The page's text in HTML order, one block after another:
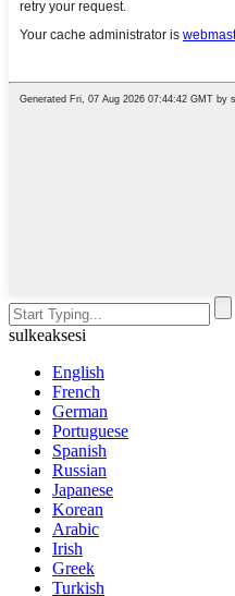
sulkeaksesi
English
French
German
Portuguese
Spanish
Russian
Japanese
Korean
Arabic
Irish
Greek
Turkish